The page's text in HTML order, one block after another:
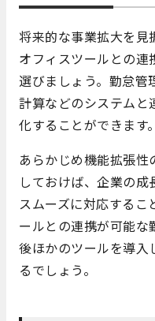
将来的な事業拡大を見
オフィスツールとの連
選びましょう。勤怠
計算などのシステムと
化することができます。
あらかじめ機能拡張
しておけば、企業の
スムーズに対応するこ
ールとの連携が可能
後ほかのツールを導入
るでしょう。